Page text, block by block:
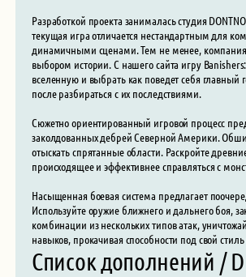
Разработкой проекта занималась студия
текущая игра отличается нестандартным для
динамичными сценами. Тем не менее, компания
выбором истории. С нашего сайта игру
вселенную и выбрать как поведет себя
после разбираться с их последствиями.
Сюжетно ориентированный игровой процесс
заколдованных дебрей Северной Америки.
отыскать спрятанные области. Раскройте
происходящее и эффективнее справляться с
Насыщенная боевая система предлагает
Используйте оружие ближнего и дальнего боя,
комбинации из нескольких типов атак,
навыков, прокачивая способности под свой
Список дополнений /